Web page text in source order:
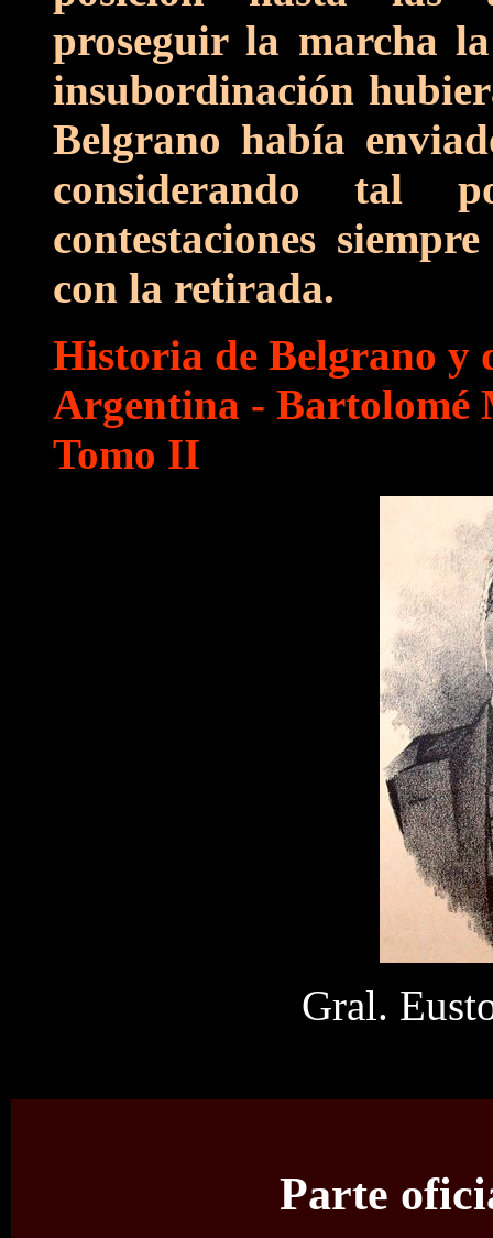
proseguir la marcha
insubordinación
Belgrano había
considerando tal
contestaciones
con la retirada.
Historia de Belgrano y
Argentina - Bartolomé
Tomo II
Gral.
Parte